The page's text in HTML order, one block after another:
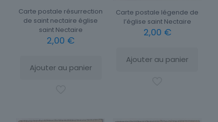
Carte postale résurrection
de saint nectaire église
saint Nectaire
2,00 €
Ajouter au panier
Carte postale légende de
l’église saint Nectaire
2,00 €
Ajouter au panier